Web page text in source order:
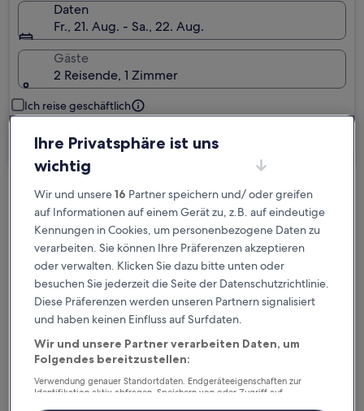
Daten
Fr., 21. Aug. - Sa., 22. Aug.
Gäste
2 Reisende, 1 Zimmer
Ich reise geschäftlich
Suchen
Kostenlose Stornierung bei
Planänderungen
Verdiene Prämien für jede
wahrgenommene Übernachtung
Mehr sparen mit Preisen für Mitglieder
Überprüfe die Preise für diese Daten
Ihre Privatsphäre ist uns
wichtig
Wir und unsere16 Partner speichern und/ oder greifen
auf Informationen auf einem Gerät zu, z.B. auf eindeutige
Kennungen in Cookies, um personenbezogene Daten zu
verarbeiten. Sie können Ihre Präferenzen akzeptieren
oder verwalten. Klicken Sie dazu bitte unten oder
besuchen Sie jederzeit die Seite der Datenschutzrichtlinie.
Diese Präferenzen werden unseren Partnern signalisiert
und haben keinen Einfluss auf Surfdaten.
Wir und unsere Partner verarbeiten Daten, um
Folgendes bereitzustellen:
Verwendung genauer Standortdaten. Endgeräteeigenschaften zur
Identifikation aktiv abfragen. Speichern von oder Zugriff auf